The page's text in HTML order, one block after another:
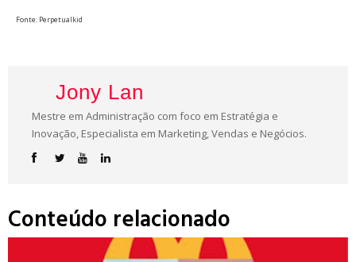
Fonte: Perpetualkid
Jony Lan
Mestre em Administração com foco em Estratégia e
Inovação, Especialista em Marketing, Vendas e Negócios.
Conteúdo relacionado